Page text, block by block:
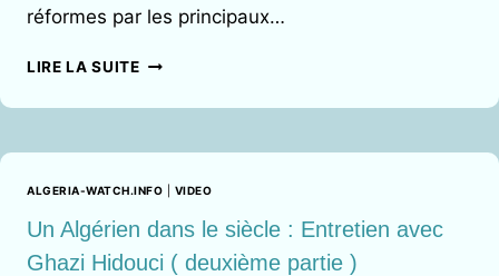
réformes par les principaux…
LIRE LA SUITEUN
DANS
SIÈCLE :
AVEC
GHAZI
(TROISIÈME
ALGERIA-WATCH.INFO VIDEO
Un Algérien dans le siècle : Entretien avec
Ghazi Hidouci ( deuxième partie )